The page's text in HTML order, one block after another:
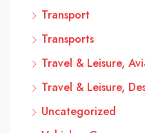
Transport
Transports
Travel & Leisure,
Travel & Leisure,
Uncategorized